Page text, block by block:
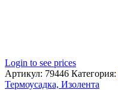
Login to see prices
Артикул: 79446 Категория:
Термоусадка, Изолента